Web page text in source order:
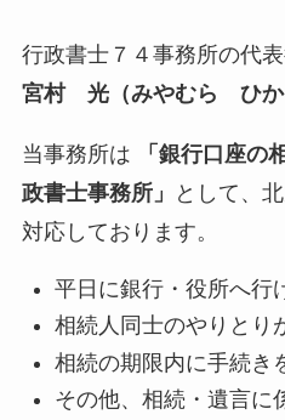
行政書士７４事務所の代表
宮村 光（みやむら ひか
当事務所は
「銀行口座の
政書士事務所」
として、
対応しております。
平日に銀行・役所へ行
相続人同士のやりとり
相続の期限内に手続き
その他、相続・遺言に